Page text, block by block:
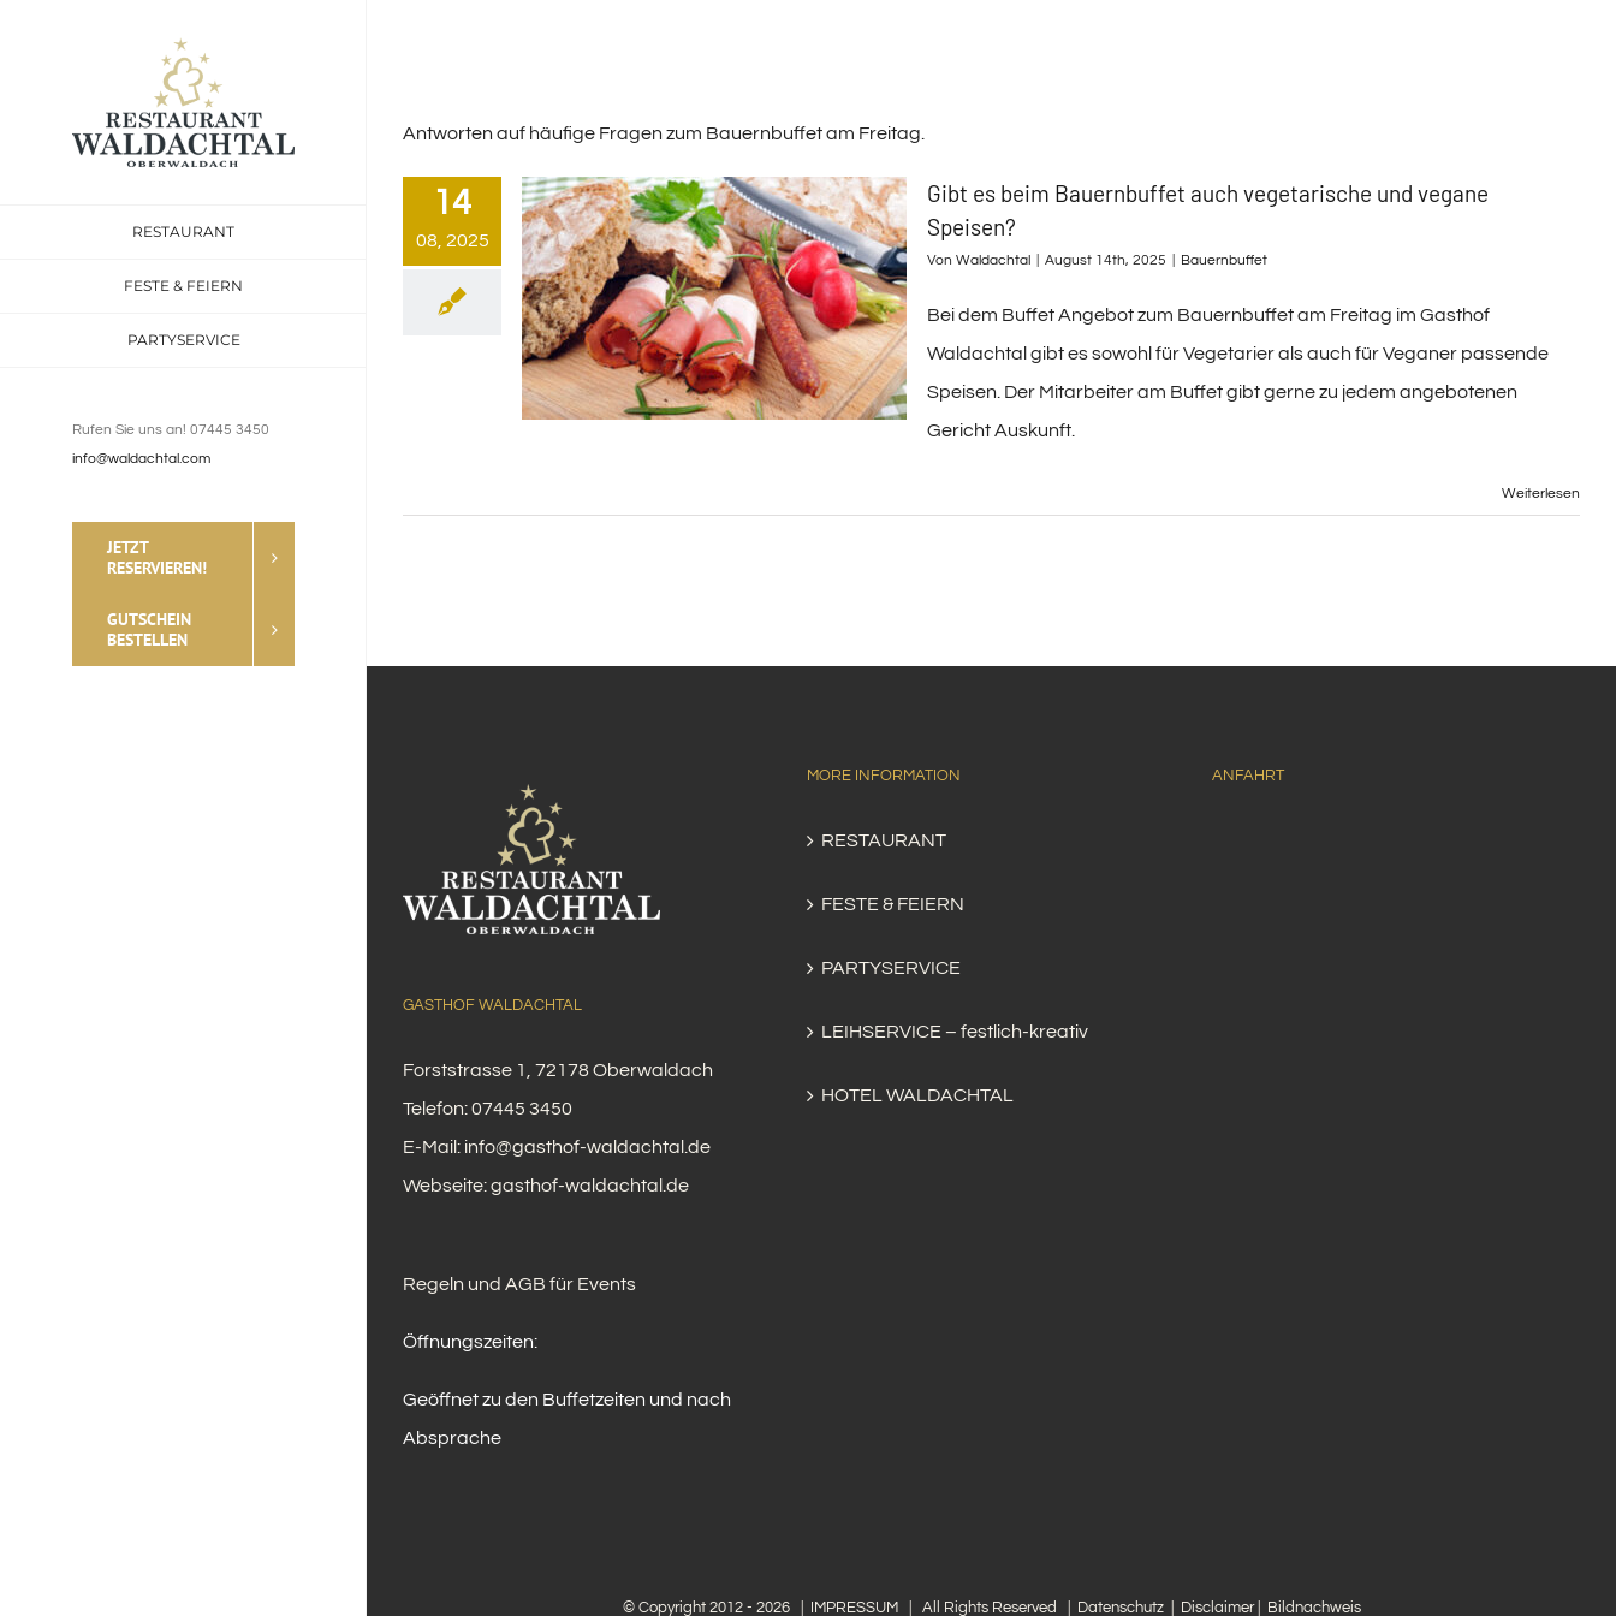
RESTAURANT
FESTE & FEIERN
PARTYSERVICE
Rufen Sie uns an! 07445 3450
info@waldachtal.com
JETZT
RESERVIEREN!
GUTSCHEIN
BESTELLEN
Antworten auf häufige Fragen zum Bauernbuffet am Freitag.
14
08, 2025
Gibt es beim Bauernbuffet auch vegetarische und vegane
Speisen?
Von Waldachtal August 14th, 2025 Bauernbuffet
Bei dem Buffet Angebot zum Bauernbuffet am Freitag im Gasthof
Waldachtal gibt es sowohl für Vegetarier als auch für Veganer passende
Speisen. Der Mitarbeiter am Buffet gibt gerne zu jedem angebotenen
Gericht Auskunft.
Weiterlesen
GASTHOF WALDACHTAL
Forststrasse 1, 72178 Oberwaldach
Telefon:07445 3450
E-Mail: info@gasthof-waldachtal.de
Webseite:gasthof-waldachtal.de
Regeln und AGB für Events
Öffnungszeiten:
Geöffnet zu den Buffetzeiten und nach
Absprache
MORE INFORMATION
RESTAURANT
FESTE & FEIERN
PARTYSERVICE
LEIHSERVICE – festlich-kreativ
HOTEL WALDACHTAL
ANFAHRT
© Copyright 2012 - 2026 | IMPRESSUM| All Rights Reserved | Datenschutz| Disclaimer| Bildnachweis